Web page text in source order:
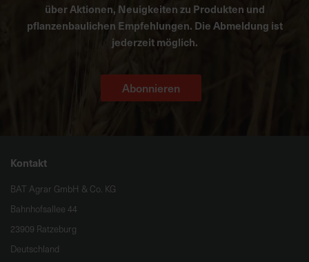
über Aktionen, Neuigkeiten zu Produkten und
pflanzenbaulichen Empfehlungen. Die Abmeldung ist
jederzeit möglich.
Abonnieren
Kontakt
BAT Agrar GmbH & Co. KG
Bahnhofsallee 44
23909 Ratzeburg
Deutschland